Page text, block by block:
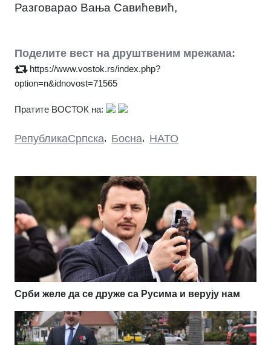
Разговарао Вања Савићевић,
Поделите вест на друштвеним мрежама:
https://www.vostok.rs/index.php?
option=n&idnovost=71565
Пратите ВОСТОК на:
РепубликаСрпска, Босна, НАТО
Срби желе да се друже са Русима и верују нам